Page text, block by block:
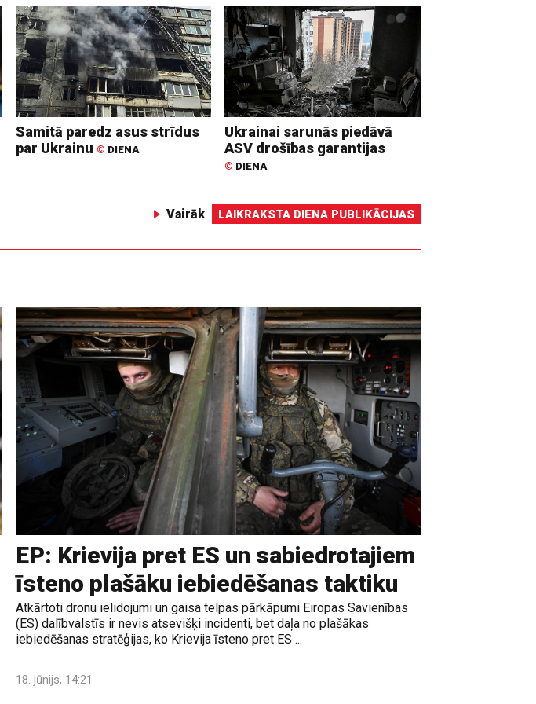
Samitā paredz asus strīdus
par Ukrainu © DIENA
Ukrainai sarunās piedāvā
ASV drošības garantijas
© DIENA
Vairāk LAIKRAKSTA DIENA PUBLIKĀCIJAS
EP: Krievija pret ES un sabiedrotajiem
īsteno plašāku iebiedēšanas taktiku
Atkārtoti dronu ielidojumi un gaisa telpas pārkāpumi Eiropas Savienības
(ES) dalībvalstīs ir nevis atsevišķi incidenti, bet daļa no plašākas
iebiedēšanas stratēģijas, ko Krievija īsteno pret ES ...
18. jūnijs, 14:21